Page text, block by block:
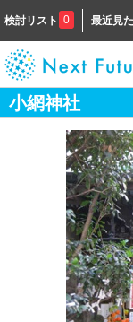
検討リスト 0 最近見
小網神社